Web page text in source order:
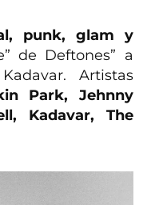
punk, glam y
de Deftones” a
Artistas
Park, Jehnny
Kadavar, The